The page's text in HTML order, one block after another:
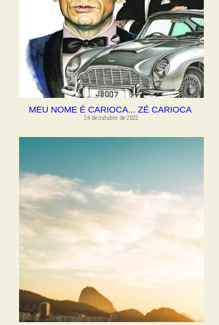
MEU NOME É CARIOCA... ZÉ CARIOCA
24 de outubro de 2022